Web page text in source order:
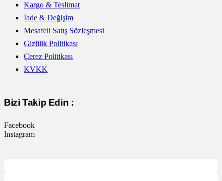
Kargo & Teslimat
İade & Değişim
Mesafeli Satış Sözleşmesi
Gizlilik Politikası
Çerez Politikası
KVKK
Bizi Takip Edin :
Facebook
Instagram